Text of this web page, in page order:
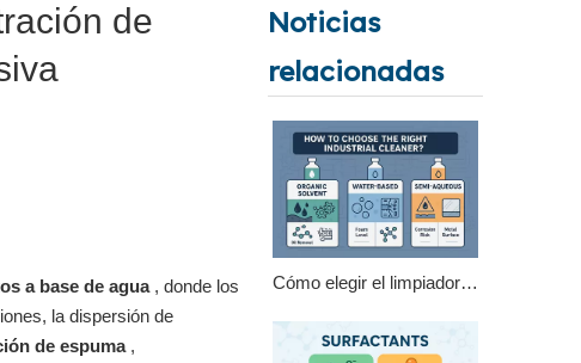
de
a base de agua , donde los
la dispersión de
de espuma ,
Noticias
relacionadas
Cómo elegir el limpiador industrial adecuado